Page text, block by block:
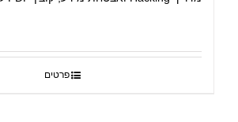
פרטים